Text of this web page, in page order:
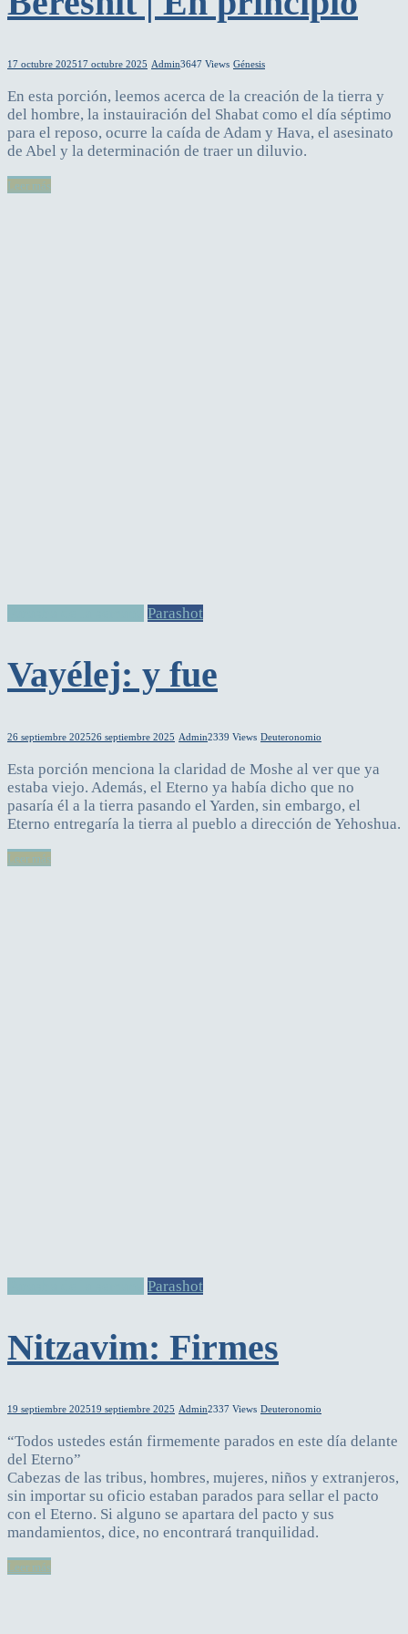
17 octubre 202517 octubre 2025 Admin3647 Views Génesis
En esta porción, leemos acerca de la creación de la tierra y
del hombre, la instauiración del Shabat como el día séptimo
para el reposo, ocurre la caída de Adam y Hava, el asesinato
de Abel y la determinación de traer un diluvio.
Leer más
Parashot
Vayélej: y fue
26 septiembre 202526 septiembre 2025 Admin2339 Views Deuteronomio
Esta porción menciona la claridad de Moshe al ver que ya
estaba viejo. Además, el Eterno ya había dicho que no
pasaría él a la tierra pasando el Yarden, sin embargo, el
Eterno entregaría la tierra al pueblo a dirección de Yehoshua.
Leer más
Parashot
Nitzavim: Firmes
19 septiembre 202519 septiembre 2025 Admin2337 Views Deuteronomio
“Todos ustedes están firmemente parados en este día delante
del Eterno”
Cabezas de las tribus, hombres, mujeres, niños y extranjeros,
sin importar su oficio estaban parados para sellar el pacto
con el Eterno. Si alguno se apartara del pacto y sus
mandamientos, dice, no encontrará tranquilidad.
Leer más